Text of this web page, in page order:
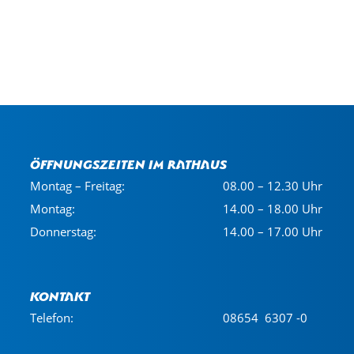
Öffnungszeiten im Rathaus
Montag – Freitag:
08.00 – 12.30 Uhr
Montag:
14.00 – 18.00 Uhr
Donnerstag:
14.00 – 17.00 Uhr
Kontakt
Telefon: 08654 6307 -0